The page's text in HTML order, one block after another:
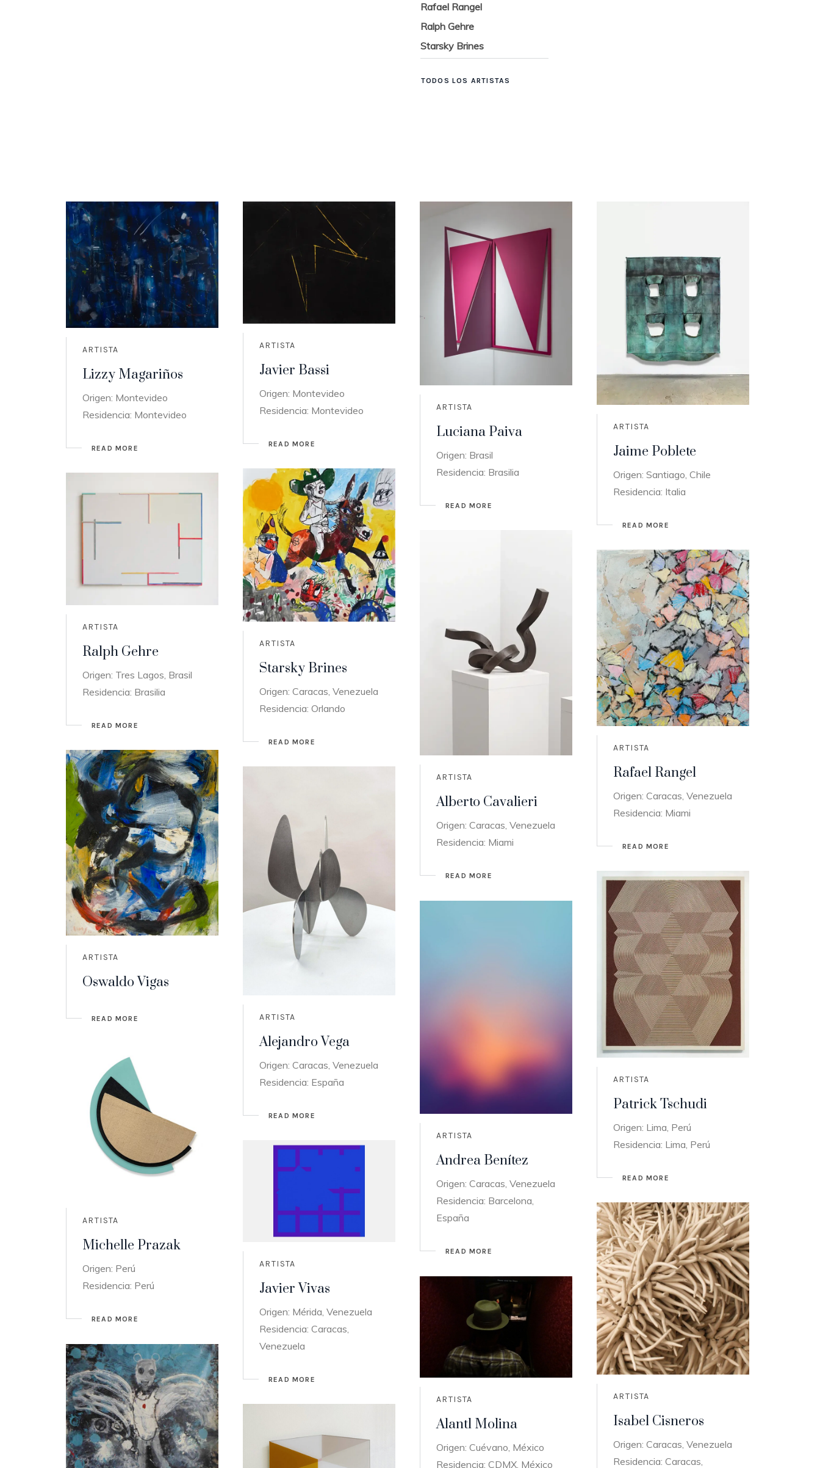
Rafael Rangel
Ralph Gehre
Starsky Brines
TODOS LOS ARTISTAS
ARTISTA
Lizzy Magariños
Origen: Montevideo
Residencia: Montevideo
READ MORE
ARTISTA
Javier Bassi
Origen: Montevideo
Residencia: Montevideo
READ MORE
ARTISTA
Luciana Paiva
Origen: Brasil
Residencia: Brasilia
READ MORE
ARTISTA
Jaime Poblete
Origen: Santiago, Chile
Residencia: Italia
READ MORE
ARTISTA
Starsky Brines
Origen: Caracas, Venezuela
Residencia: Orlando
READ MORE
ARTISTA
Ralph Gehre
Origen: Tres Lagos, Brasil
Residencia: Brasilia
READ MORE
ARTISTA
Alberto Cavalieri
Origen: Caracas, Venezuela
Residencia: Miami
READ MORE
ARTISTA
Rafael Rangel
Origen: Caracas, Venezuela
Residencia: Miami
READ MORE
ARTISTA
Oswaldo Vigas
READ MORE ARTISTA
Alejandro Vega
Origen: Caracas, Venezuela
Residencia: España
READ MORE
ARTISTA
Patrick Tschudi
Origen: Lima, Perú
Residencia: Lima, Perú
READ MORE
ARTISTA
Andrea Benítez
Origen: Caracas, Venezuela
Residencia: Barcelona,
España
READ MORE
ARTISTA
Michelle Prazak
Origen: Perú
Residencia: Perú
READ MORE
ARTISTA
Javier Vivas
Origen: Mérida, Venezuela
Residencia: Caracas,
Venezuela
READ MORE
ARTISTA
Isabel Cisneros
Origen: Caracas, Venezuela
Residencia: Caracas,
ARTISTA
Alantl Molina
Origen: Cuévano, México
Residencia: CDMX, México